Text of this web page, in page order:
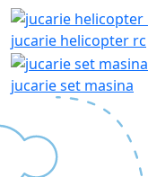
jucarie helicopter rc
jucarie set masina